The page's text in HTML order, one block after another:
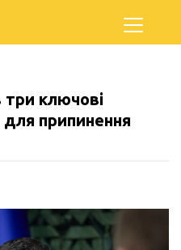
три ключові
для припинення